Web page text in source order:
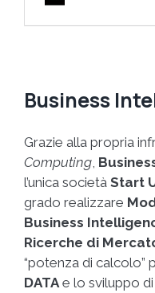
Business
Grazie alla propria
Computing
l’unica società Start
grado realizzare
Business
Ricerche di
“potenza di calcolo”
DATA e lo sviluppo